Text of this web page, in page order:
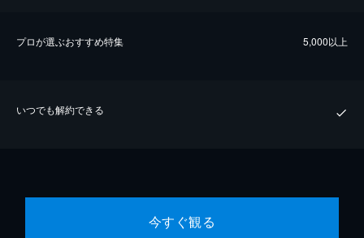
プロが選ぶおすすめ特集 5,000以上
いつでも解約できる
今すぐ観る